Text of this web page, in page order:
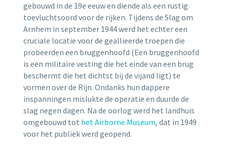
gebouwd in de 19e eeuw en diende als een rustig
toevluchtsoord voor de rijken. Tijdens de Slag om
Arnhem in september 1944 werd het echter een
cruciale locatie voor de geallieerde troepen die
probeerden een bruggenhoofd (Een bruggenhoofd
is een militaire vesting die het einde van een brug
beschermt die het dichtst bij de vijand ligt) te
vormen over de Rijn. Ondanks hun dappere
inspanningen mislukte de operatie en duurde de
slag negen dagen. Na de oorlog werd het landhuis
omgebouwd tot het Airborne Museum, dat in 1949
voor het publiek werd geopend.